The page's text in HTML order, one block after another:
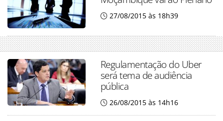
27/08/2015 às 18h39
Regulamentação do Uber
será tema de audiência
pública
26/08/2015 às 14h16